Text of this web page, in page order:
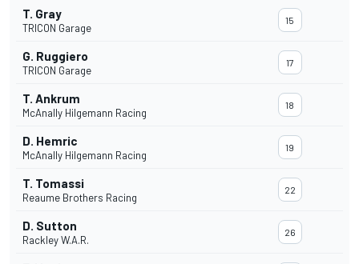
T. Gray
TRICON Garage
15
G. Ruggiero
TRICON Garage
17
T. Ankrum
McAnally Hilgemann Racing
18
D. Hemric
McAnally Hilgemann Racing
19
T. Tomassi
Reaume Brothers Racing
22
D. Sutton
Rackley W.A.R.
26